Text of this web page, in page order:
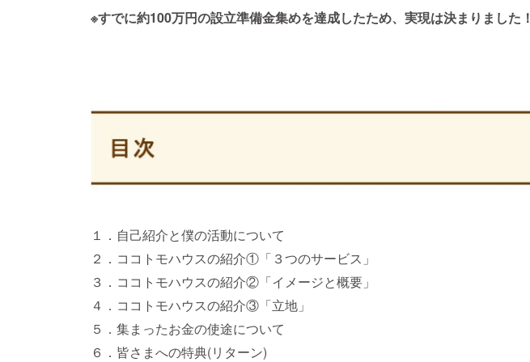
※すでに約100万円の設立準備金集めを達成したため、実現は決まりました！
１．自己紹介と僕の活動について
２．ココトモハウスの紹介①「３つのサービス」
３．ココトモハウスの紹介②「イメージと概要」
４．ココトモハウスの紹介③「立地」
５．集まったお金の使途について
６．皆さまへの特典(リターン)